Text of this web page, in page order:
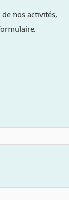
nos activités,